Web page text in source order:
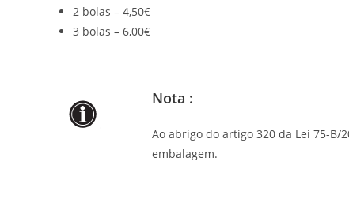
2 bolas – 4,50€
3 bolas – 6,00€
Nota :
Ao abrigo do artigo 320 da Lei 75-
embalagem.